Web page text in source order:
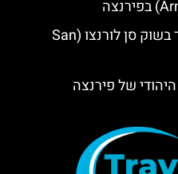
סדנת בישול איטלקית + סיור בשוק סן לורנצו (San
של פירנצה